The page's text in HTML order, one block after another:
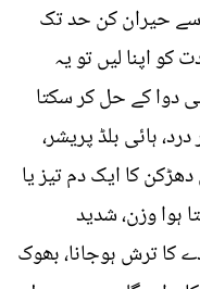
سے حیران کن حد تک
کو اپنا لیں تو یہ
دوا کے حل کر سکتا
ہائی بلڈ پریشر،
کا ایک دم تیز یا
ہوا وزن، شدید
کا ترش ہوجانا، بھوک